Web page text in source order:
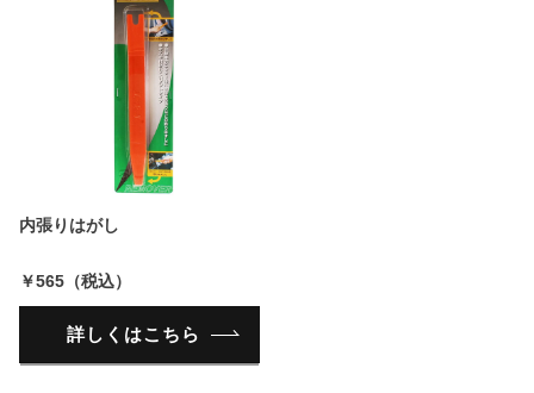
内張りはがし
￥565（税込）
詳しくはこちら